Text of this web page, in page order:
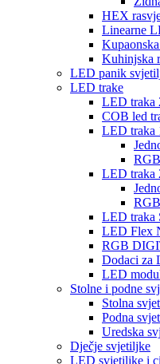
HEX
Linearne
Kuhinjska
LED panik
LED trake
LED traka
COB led
LED traka
LED traka
LED traka
LED Flex
RGB
Dodaci za
LED
Stolne i podne
Stolna
Podna
Uredska
Dječje svjetiljke
LED svjetiljke i